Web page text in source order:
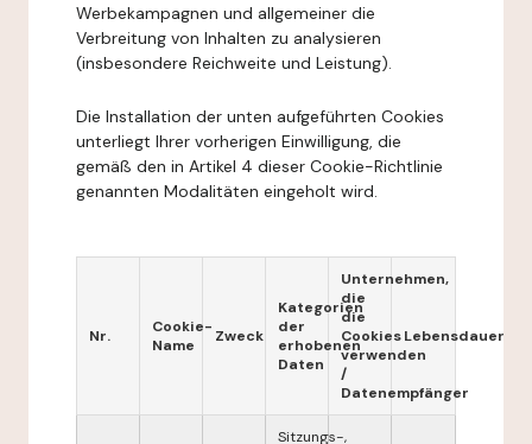
Werbekampagnen und allgemeiner die
Verbreitung von Inhalten zu analysieren
(insbesondere Reichweite und Leistung).
Die Installation der unten aufgeführten Cookies
unterliegt Ihrer vorherigen Einwilligung, die
gemäß den in Artikel 4 dieser Cookie-Richtlinie
genannten Modalitäten eingeholt wird.
Nr.
Cookie-
Name
Zweck
Kategorien
der
erhobenen
Daten
Unternehmen,
die
die
Cookies
verwenden
/
Datenempfänger
Lebensdauer
Sitzungs-,